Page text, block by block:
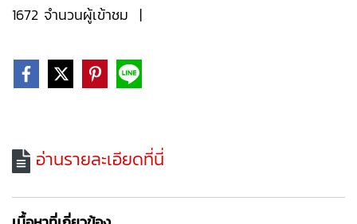
1672 จำนวนผู้เข้าชม |
อ่านรายละเอียดที่นี่